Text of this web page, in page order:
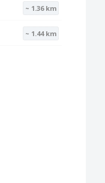
~ 1.36 km
~ 1.44 km